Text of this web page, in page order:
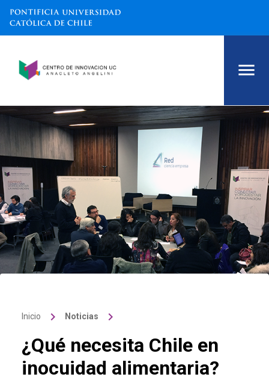
Inicio keyboard_arrow_right Noticias keyboard_arrow_right
¿Qué necesita Chile en
inocuidad alimentaria?